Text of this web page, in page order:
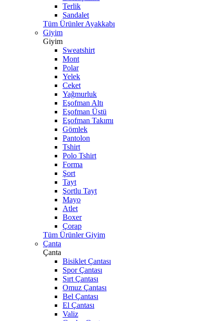
Terlik
Sandalet
Tüm Ürünler Ayakkabı
Giyim
Giyim
Sweatshirt
Mont
Polar
Yelek
Ceket
Yağmurluk
Eşofman Altı
Eşofman Üstü
Eşofman Takımı
Gömlek
Pantolon
Tshirt
Polo Tshirt
Forma
Şort
Tayt
Şortlu Tayt
Mayo
Atlet
Boxer
Çorap
Tüm Ürünler Giyim
Çanta
Çanta
Bisiklet Çantası
Spor Çantası
Sırt Çantası
Omuz Çantası
Bel Çantası
El Çantası
Valiz